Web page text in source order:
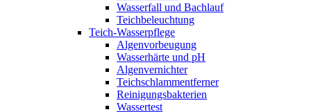
Wasserfall und Bachlauf
Teichbeleuchtung
Teich-Wasserpflege
Algenvorbeugung
Wasserhärte und pH
Algenvernichter
Teichschlammentferner
Reinigungsbakterien
Wassertest